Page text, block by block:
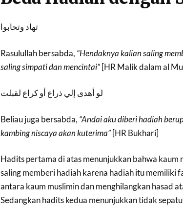
تهاد وتحابوا
Rasulullah bersabda, “Hendaknya kalian saling
saling simpati dan mencintai”[HR Malik dalam al
لو أهدى إلي ذراع أو كراع لقبلت
Beliau juga bersabda, “Andai aku diberi hadiah
kambing niscaya akan kuterima”[HR Bukhari]
Hadits pertama di atas menunjukkan bahwa kaum
saling memberi hadiah karena hadiah itu memiliki
antara kaum muslimin dan menghilangkan hasad
Sedangkan hadits kedua menunjukkan tidak